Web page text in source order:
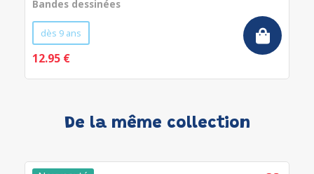
Bandes dessinées
dès 9 ans
12.95 €
De la même collection